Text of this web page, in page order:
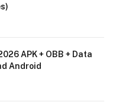
APK + OBB + Data
Android